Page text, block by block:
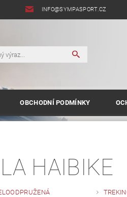
INFO@SYMPASPORT.CZ
OBCHODNÍ PODMÍNKY
HAIBIKE